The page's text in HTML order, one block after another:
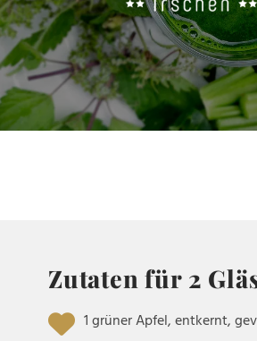
Zutaten für 2
1 grüner Apfel, entkernt,